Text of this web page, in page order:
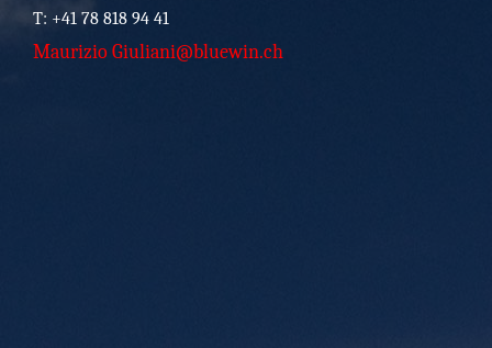
T: +41 78 818 94 41
Maurizio Giuliani@bluewin.ch